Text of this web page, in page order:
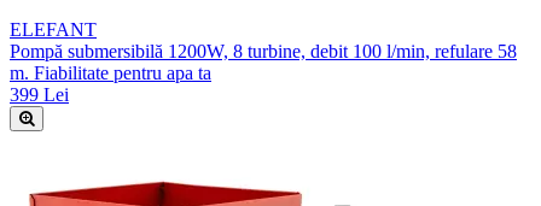
ELEFANT
Pompă submersibilă 1200W, 8 turbine, debit 100 l/min, refulare 58
m. Fiabilitate pentru apa ta
399 Lei